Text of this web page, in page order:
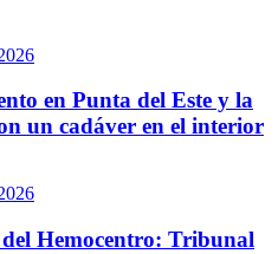
en Punta del Este y la
un cadáver en el interior
Hemocentro: Tribunal